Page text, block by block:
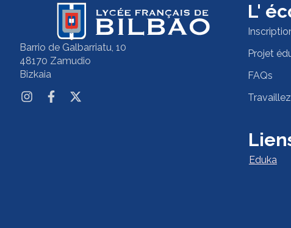
Barrio de Galbarriatu, 10
48170 Zamudio
Bizkaia
L'
Projet
FAQs
Eduka